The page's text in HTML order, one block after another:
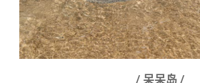
/ 呆呆岛 /